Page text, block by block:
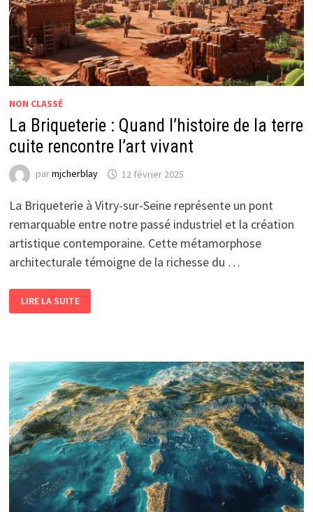
NON CLASSÉ
La Briqueterie : Quand l’histoire de la terre
cuite rencontre l’art vivant
parmjcherblay 12 février 2025
La Briqueterie à Vitry-sur-Seine représente un pont
remarquable entre notre passé industriel et la création
artistique contemporaine. Cette métamorphose
architecturale témoigne de la richesse du …
BRIQUETERIE
:
TERRE
CUITE
RENCONTRE
L’ART
VIVANT
LIRE LA SUITE